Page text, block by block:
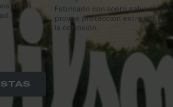
acero,
Fabricado con acero galvanizado,
provee protección extra contra
la corrosión.